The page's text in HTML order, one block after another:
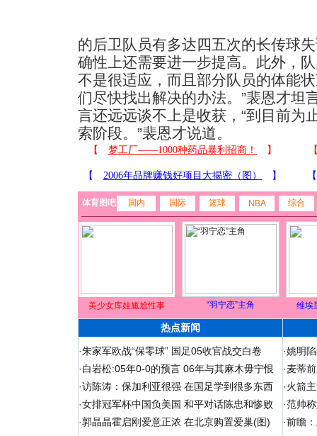
的后卫队员有多达四五次的长传球
确性上还需要进一步提高。此外，
不是很适应，而且部分队员的体能
们尽快找出解决的办法。”裴恩才坦
言还远远谈不上是收获，“到目前为
索阶段。”裴恩才说道。
体育图吧 国内 国际 篮球 NBA 综合
美少女库娃尴尬性事 “羽宁恋”主角 维埃
热点新闻
·朱家军欧战“保零球” 国足05收官战交白卷
·白岩松:05年0-0的预言 06年与其麻木毋宁恨
·访陈涛：保加利亚很强 在国足学到很多东西
·女排冠军杯中国负美国 和平对话陈忠和惨败
·郭晶晶霍启刚爱意正浓 在北京购置爱巢(图)
·姚明
·麦蒂
·火箭
·范帅
·前瞻